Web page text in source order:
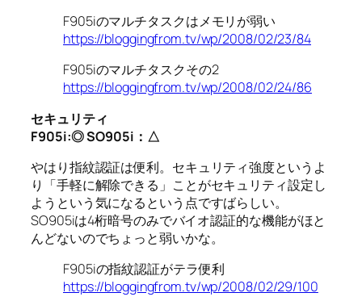
F905iのマルチタスクはメモリが弱い
https://bloggingfrom.tv/wp/2008/02/23/84
F905iのマルチタスクその2
https://bloggingfrom.tv/wp/2008/02/24/86
セキュリティ
F905i:◎SO905i ：△
やはり指紋認証は便利。セキュリティ強度というよ
り「手軽に解除できる」ことがセキュリティ設定し
ようという気になるという点ですばらしい。
SO905iは4桁暗号のみでバイオ認証的な機能がほと
んどないのでちょっと弱いかな。
F905iの指紋認証がテラ便利
https://bloggingfrom.tv/wp/2008/02/29/100